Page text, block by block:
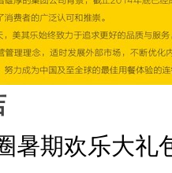
暑期欢乐大礼